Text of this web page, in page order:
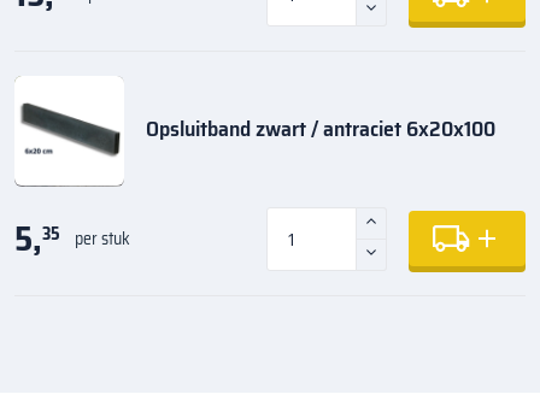
Opsluitband zwart / antraciet 6x20x100
5,35 per stuk